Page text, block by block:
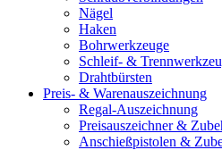
Nägel
Haken
Bohrwerkzeuge
Schleif- &
Drahtbürsten
Preis- & Warenauszeichnung
Regal-Auszeichnung
Preisauszeichner &
Anschießpistolen &